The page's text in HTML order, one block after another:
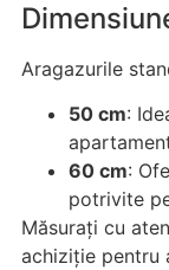
Aragazurile
50 cm:
60 cm:
potrivite
Măsurați cu
achiziție pentru